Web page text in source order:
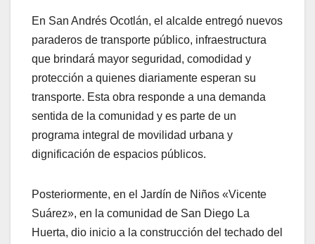
En San Andrés Ocotlán, el alcalde entregó nuevos
paraderos de transporte público, infraestructura
que brindará mayor seguridad, comodidad y
protección a quienes diariamente esperan su
transporte. Esta obra responde a una demanda
sentida de la comunidad y es parte de un
programa integral de movilidad urbana y
dignificación de espacios públicos.
Posteriormente, en el Jardín de Niños «Vicente
Suárez», en la comunidad de San Diego La
Huerta, dio inicio a la construcción del techado del